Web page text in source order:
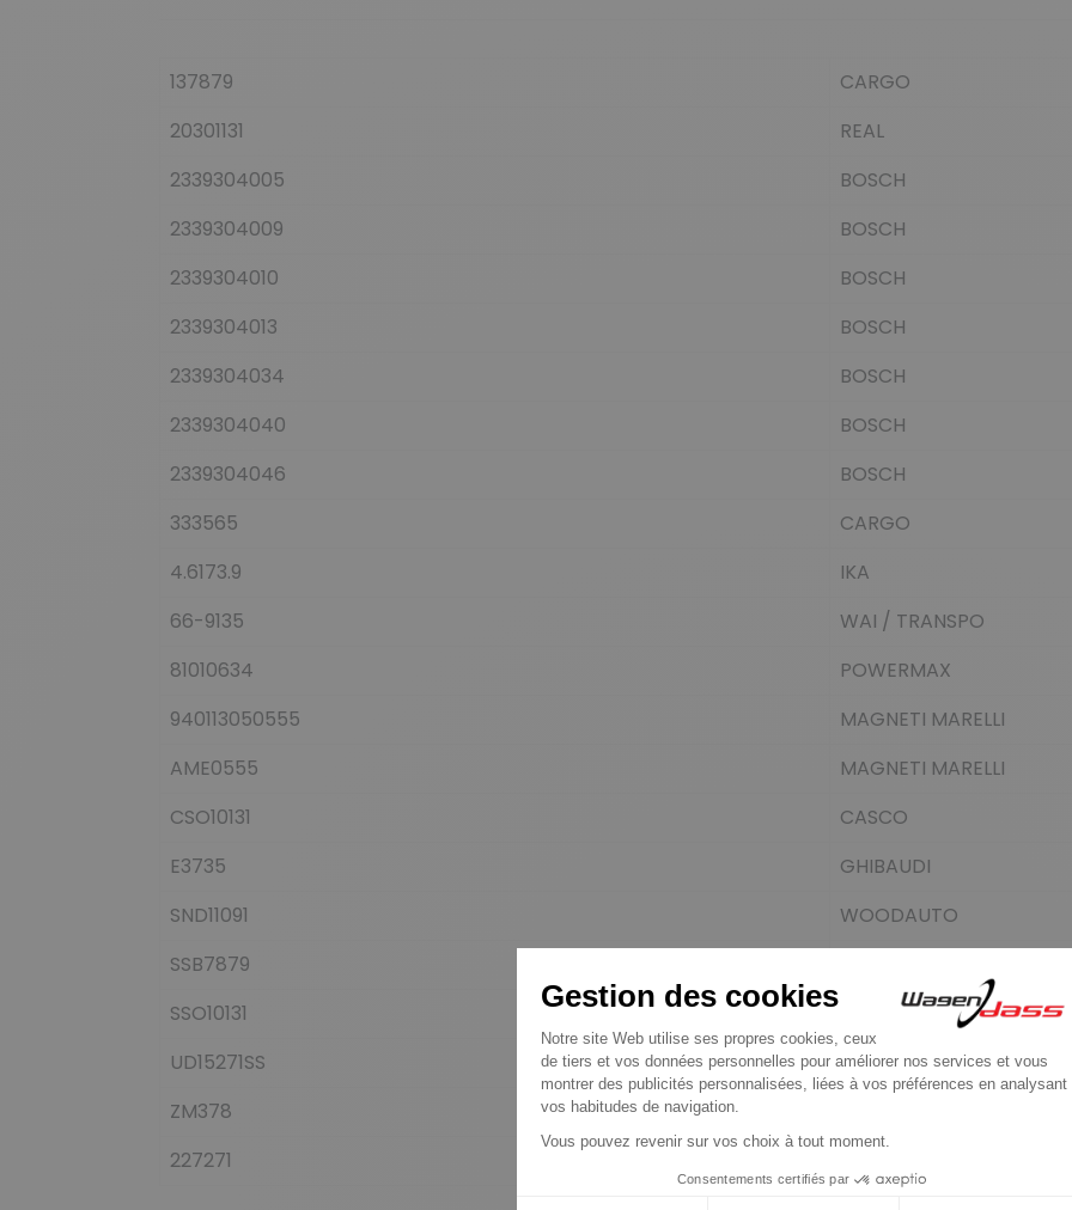
137879
CARGO
20301131
REAL
2339304005
BOSCH
2339304009
BOSCH
2339304010
BOSCH
2339304013
BOSCH
2339304034
BOSCH
2339304040
BOSCH
2339304046
BOSCH
333565
CARGO
4.6173.9
IKA
66-9135
WAI / TRANSPO
81010634
POWERMAX
940113050555
MAGNETI MARELLI
AME0555
MAGNETI MARELLI
CSO10131
CASCO
E3735
GHIBAUDI
SND11091
WOODAUTO
SSB7879
SSO10131
SANDO
UD15271SS
AS-PL
ZM378
227271